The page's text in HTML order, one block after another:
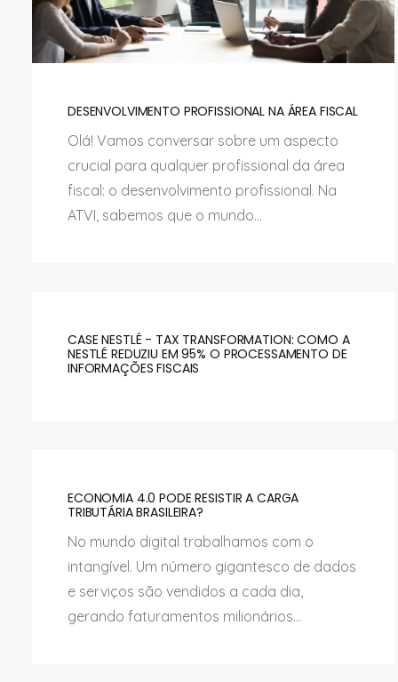
DESENVOLVIMENTO PROFISSIONAL NA ÁREA FISCAL
Olá! Vamos conversar sobre um aspecto
crucial para qualquer profissional da área
fiscal: o desenvolvimento profissional. Na
ATVI, sabemos que o mundo...
CASE NESTLÉ - TAX TRANSFORMATION: COMO A
NESTLÉ REDUZIU EM 95% O PROCESSAMENTO DE
INFORMAÇÕES FISCAIS
ECONOMIA 4.0 PODE RESISTIR A CARGA
TRIBUTÁRIA BRASILEIRA?
No mundo digital trabalhamos com o
intangível. Um número gigantesco de dados
e serviços são vendidos a cada dia,
gerando faturamentos milionários...